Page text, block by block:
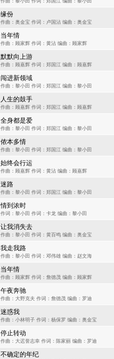
缘份
作曲：奥金宝 作词：卢国沾 编曲：奥金宝
当年情
作曲：顾家辉 作词：黄沾 编曲：顾家辉
默默向上游
作曲：顾嘉辉 作词：郑国江 编曲：顾嘉辉
闯进新领域
作曲：黎小田 作词：郑国江 编曲：黎小田
人生的鼓手
作曲：顾嘉辉 作词：郑国江 编曲：顾嘉辉
全身都是爱
作曲：黎小田 作词：郑国江 编曲：黎小田
侬本多情
作曲：黎小田 作词：郑国江 编曲：黎小田
始终会行运
作曲：顾嘉辉 作词：黄沾 编曲：顾嘉辉
迷路
作曲：黎小田 作词：郑国江 编曲：黎小田
情到浓时
作词：黎小田 作词：卡龙 编曲：黎小田
让我消失去
作曲：黎小田 作词：黄百鸣 编曲：奥金宝
我走我路
作曲：黎小田 作词：邓伟雄 编曲：赵文海
当年情
作曲：顾家辉 作词：詹德茂 编曲：顾家辉
午夜奔驰
作曲：大野克夫 作词：詹德茂 编曲：罗迪
迷惑我
作曲：小林明子 作词：杨保罗 编曲：奥金宝
停止转动
作曲：大迟誉志幸 作词：陈家丽 编曲：罗迪
不确定的年纪